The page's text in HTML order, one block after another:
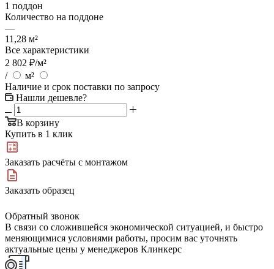
1 поддон
Количество на поддоне
—
11,28 м²
Все характеристики
2 802 ₽/м²
/
м²
Наличие и срок поставки по запросу
Нашли дешевле?
В корзину
Купить в 1 клик
Заказать расчёты с монтажом
Заказать образец
Обратный звонок
В связи со сложившейся экономической ситуацией, и быстро
меняющимися условиями работы, просим вас уточнять
актуальные цены у менеджеров Клинкерс